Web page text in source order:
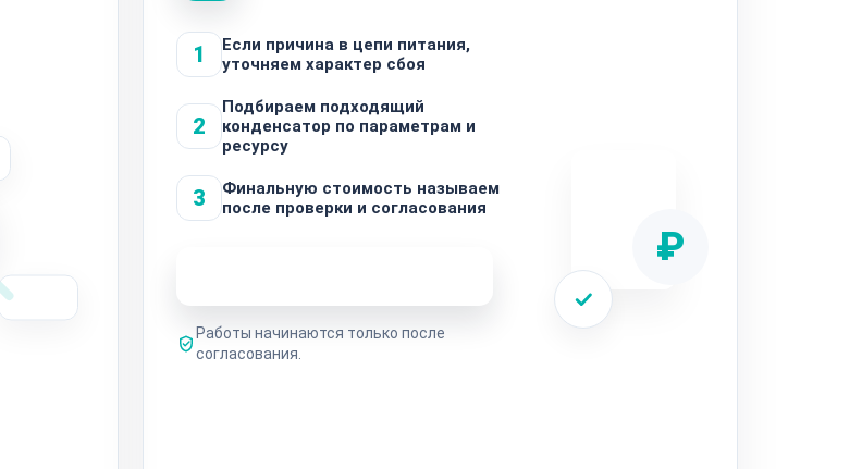
1
Если причина в цепи питания,
уточняем характер сбоя
2
Подбираем подходящий
конденсатор по параметрам и
ресурсу
3
Финальную стоимость называем
после проверки и согласования
Работы начинаются только после
согласования.
₽